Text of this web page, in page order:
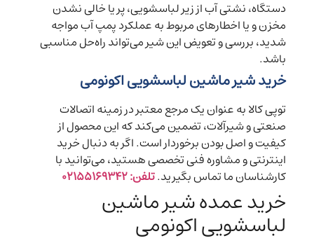
دستگاه، نشتی آب از زیر لباسشویی، پر یا خالی نشدن
مخزن و یا اخطارهای مربوط به عملکرد پمپ آب مواجه
شدید، بررسی و تعویض این شیر می‌تواند راه‌حل مناسبی
باشد.
خرید شیر ماشین لباسشویی اکونومی
توپی کالا به عنوان یک مرجع معتبر در زمینه اتصالات
صنعتی و شیرآلات، تضمین می‌کند که این محصول از
کیفیت و اصل بودن برخوردار است. اگر به دنبال خرید
اینترنتی و مشاوره فنی تخصصی هستید، می‌توانید با
کارشناسان ما تماس بگیرید.تلفن: ۰۲۱۵۵۱۶۹۳۴۲
خرید عمده شیر ماشین
لباسشویی اکونومی